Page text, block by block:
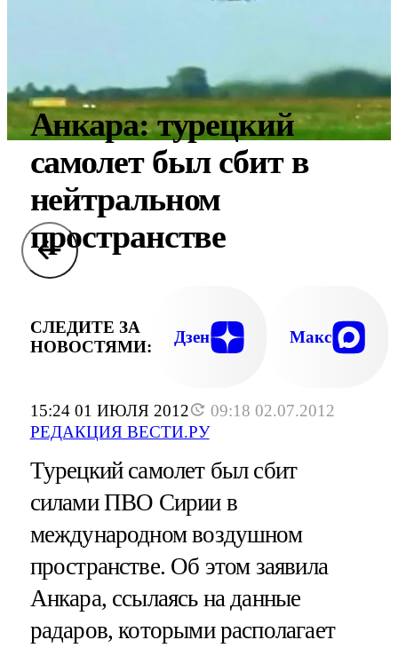
15:24 01 ИЮЛЯ 2012
09:18 02.07.2012
РЕДАКЦИЯ ВЕСТИ.РУ
Анкара: турецкий
самолет был сбит в
нейтральном
пространстве
СЛЕДИТЕ ЗА
НОВОСТЯМИ:
Дзен Макс
Турецкий самолет был сбит
силами ПВО Сирии в
международном воздушном
пространстве. Об этом заявила
Анкара, ссылаясь на данные
радаров, которыми располагает